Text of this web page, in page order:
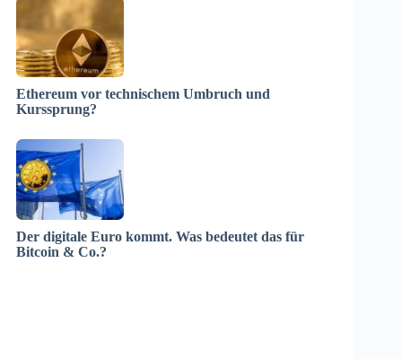
Ethereum vor technischem Umbruch und
Kurssprung?
Der digitale Euro kommt. Was bedeutet das für
Bitcoin & Co.?